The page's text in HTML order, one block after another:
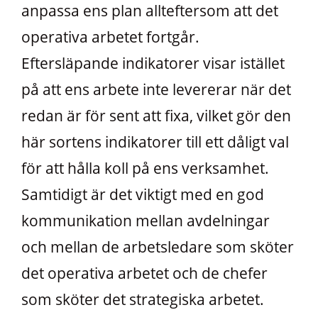
anpassa ens plan allteftersom att det
operativa arbetet fortgår.
Eftersläpande indikatorer visar istället
på att ens arbete inte levererar när det
redan är för sent att fixa, vilket gör den
här sortens indikatorer till ett dåligt val
för att hålla koll på ens verksamhet.
Samtidigt är det viktigt med en god
kommunikation mellan avdelningar
och mellan de arbetsledare som sköter
det operativa arbetet och de chefer
som sköter det strategiska arbetet.